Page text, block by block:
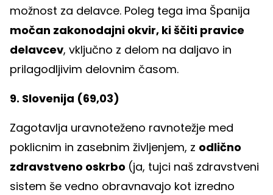
možnost za delavce. Poleg tega ima Španija
močan zakonodajni okvir, ki ščiti pravice
delavcev, vključno z delom na daljavo in
prilagodljivim delovnim časom.
9. Slovenija (69,03)
Zagotavlja uravnoteženo ravnotežje med
poklicnim in zasebnim življenjem, z odlično
zdravstveno oskrbo (ja, tujci naš zdravstveni
sistem še vedno obravnavajo kot izredno